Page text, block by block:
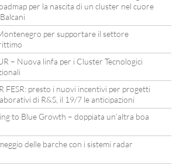
per la nascita di un cluster nel cuore
per supportare il settore
– Nuova linfa per i Cluster Tecnologici
FESR: presto i nuovi incentivi per progetti
di R&S, il 19/7 le anticipazioni
to Blue Growth – doppiata un’altra boa
delle barche con i sistemi radar